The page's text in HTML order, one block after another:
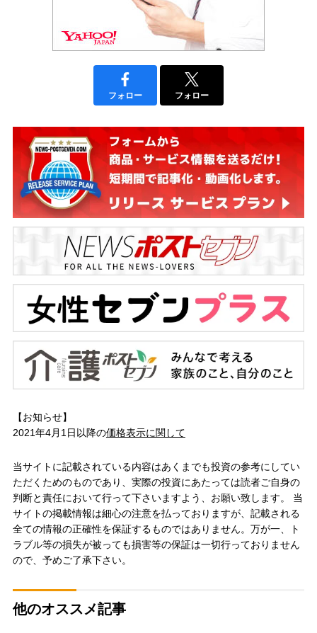
フォロー フォロー
【お知らせ】
2021年4月1日以降の価格表示に関して
当サイトに記載されている内容はあくまでも投資の参考にしてい
ただくためのものであり、実際の投資にあたっては読者ご自身の
判断と責任において行って下さいますよう、お願い致します。 当
サイトの掲載情報は細心の注意を払っておりますが、記載される
全ての情報の正確性を保証するものではありません。万が一、ト
ラブル等の損失が被っても損害等の保証は一切行っておりません
ので、予めご了承下さい。
他のオススメ記事